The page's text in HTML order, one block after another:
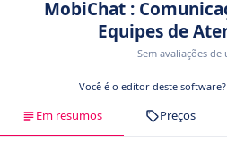
MobiChat :
Equipes de
Sem avaliações de
Você é o editor deste software?
Em resumos Preços